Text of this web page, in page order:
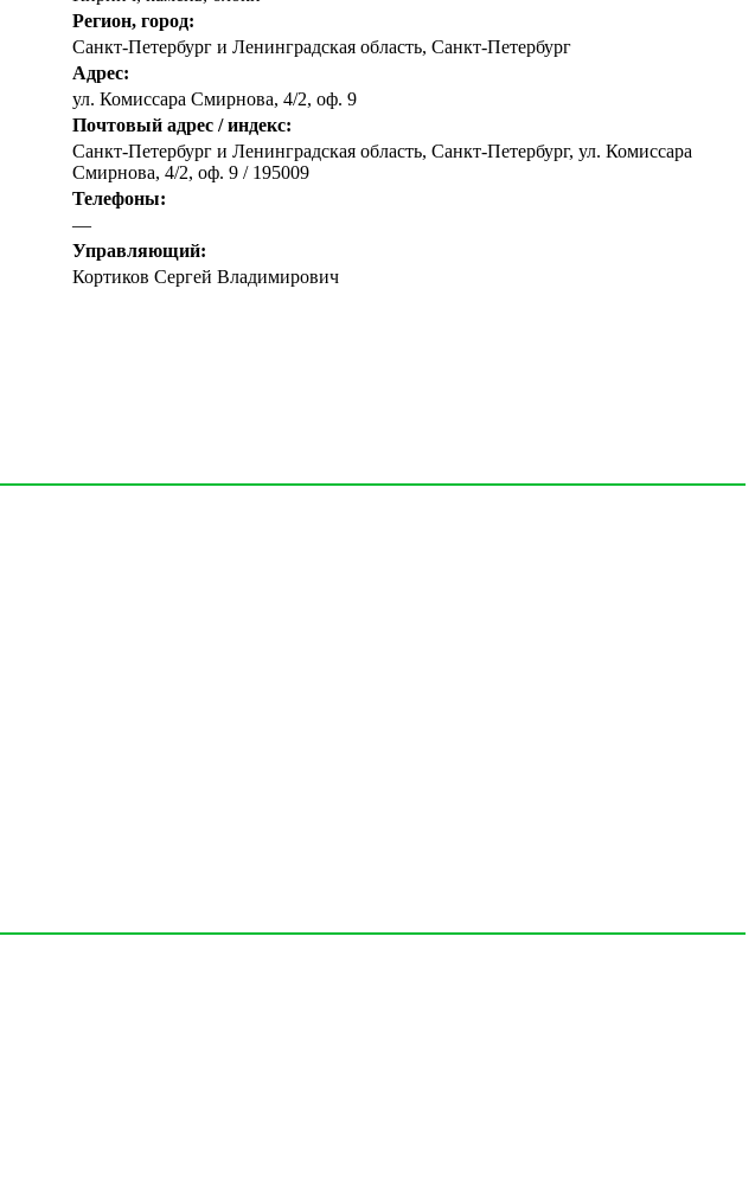
Регион, город:
Санкт-Петербург и Ленинградская область, Санкт-Петербург
Адрес:
ул. Комиссара Смирнова, 4/2, оф. 9
Почтовый адрес / индекс:
Санкт-Петербург и Ленинградская область, Санкт-Петербург, ул. Комиссара
Смирнова, 4/2, оф. 9 / 195009
Телефоны:
—
Управляющий:
Кортиков Сергей Владимирович